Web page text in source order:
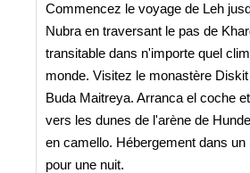
Commencez le voyage de Leh
Nubra en traversant le pas de
transitable dans n'importe quel
monde. Visitez le monastère
Buda Maitreya. Arranca el coche
vers les dunes de l'arène de
en camello. Hébergement dans un
pour une nuit.